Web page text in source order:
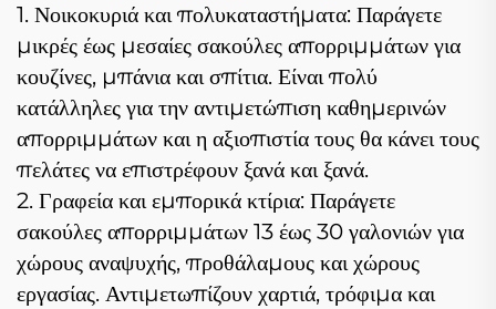
1. Νοικοκυριά και πολυκαταστήματα: Παράγετε
μικρές έως μεσαίες σακούλες απορριμμάτων για
κουζίνες, μπάνια και σπίτια. Είναι πολύ
κατάλληλες για την αντιμετώπιση καθημερινών
απορριμμάτων και η αξιοπιστία τους θα κάνει τους
πελάτες να επιστρέφουν ξανά και ξανά.
2. Γραφεία και εμπορικά κτίρια: Παράγετε
σακούλες απορριμμάτων 13 έως 30 γαλονιών για
χώρους αναψυχής, προθάλαμους και χώρους
εργασίας. Αντιμετωπίζουν χαρτιά, τρόφιμα και